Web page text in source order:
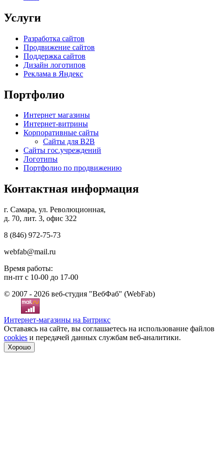
Услуги
Разработка сайтов
Продвижение сайтов
Поддержка сайтов
Дизайн логотипов
Реклама в Яндекс
Портфолио
Интернет магазины
Интернет-витрины
Корпоративные сайты
Сайты для B2B
Сайты гос.учреждений
Логотипы
Портфолио по продвижению
Контактная информация
г. Самара, ул. Революционная,
д. 70, лит. 3, офис 322
8 (846) 972-75-73
webfab@mail.ru
Время работы:
пн-пт с 10-00 до 17-00
© 2007 - 2026 веб-студия "ВебФаб" (WebFab)
Интернет-магазины на Битрикс
Оставаясь на сайте, вы соглашаетесь на использование файлов
cookies и передачей данных службам веб-аналитики.
Хорошо